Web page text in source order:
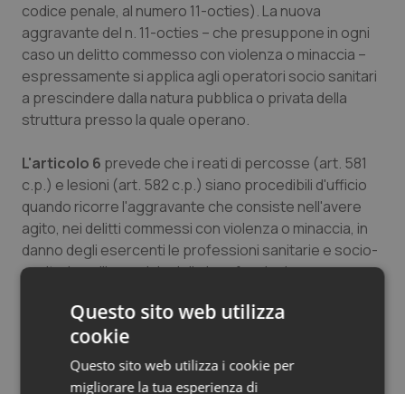
codice penale, al numero 11-octies). La nuova
aggravante del n. 11-octies – che presuppone in ogni
caso un delitto commesso con violenza o minaccia –
espressamente si applica agli operatori socio sanitari
a prescindere dalla natura pubblica o privata della
struttura presso la quale operano.
L'articolo 6 prevede che i reati di percosse (art. 581
c.p.) e lesioni (art. 582 c.p.) siano procedibili d'ufficio
quando ricorre l'aggravante che consiste nell'avere
agito, nei delitti commessi con violenza o minaccia, in
danno degli esercenti le professioni sanitarie e socio-
sanitarie nell'esercizio delle loro funzioni.
L'articolo 7prevede che al fine di prevenire episodi di
aggressione e di violenza le strutture presso cui
opera il personale prevedono nei propri piani per la
Questo sito web utilizza
cookie
Questo sito web utilizza i cookie per
migliorare la tua esperienza di